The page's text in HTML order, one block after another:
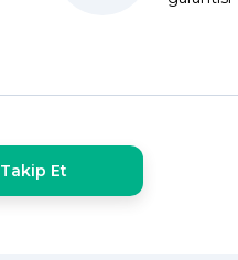
Takip Et